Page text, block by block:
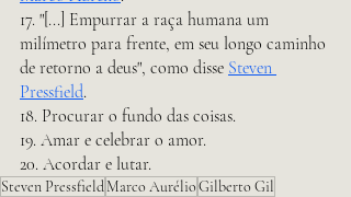
17. "[...] Empurrar a raça humana um
milímetro para frente, em seu longo caminho
de retorno a deus", como disse Steven
Pressfield.
18. Procurar o fundo das coisas.
19. Amar e celebrar o amor.
20. Acordar e lutar.
Steven PressfieldMarco AurélioGilberto Gil